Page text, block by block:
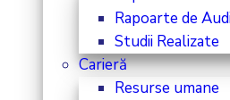
Rapoarte de
Studii Realizate
Carieră
Resurse umane